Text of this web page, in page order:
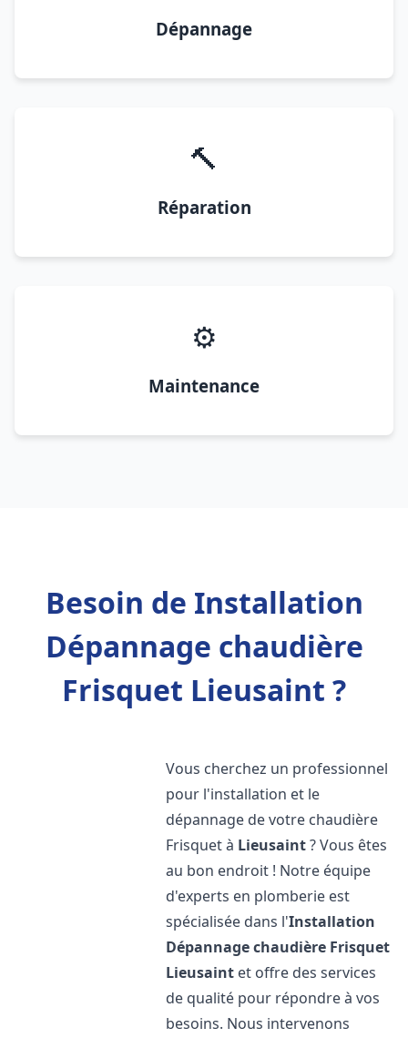
Dépannage
🔨
Réparation
⚙️
Maintenance
Besoin de Installation
Dépannage chaudière
Frisquet Lieusaint ?
Vous cherchez un professionnel
pour l'installation et le
dépannage de votre chaudière
Frisquet à Lieusaint? Vous êtes
au bon endroit ! Notre équipe
d'experts en plomberie est
spécialisée dans l'Installation
Dépannage chaudière Frisquet
Lieusaint et offre des services
de qualité pour répondre à vos
besoins. Nous intervenons